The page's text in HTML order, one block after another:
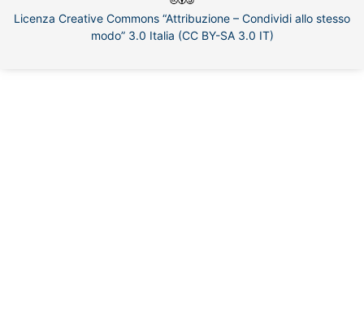
Licenza Creative Commons “Attribuzione – Condividi allo stesso
modo” 3.0 Italia (CC BY-SA 3.0 IT)